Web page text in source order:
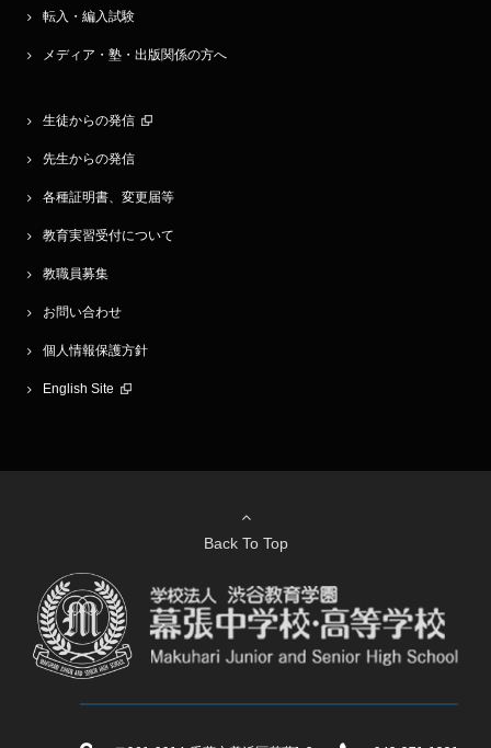
転入・編入試験
メディア・塾・出版関係の方へ
生徒からの発信
先生からの発信
各種証明書、変更届等
教育実習受付について
教職員募集
お問い合わせ
個人情報保護方針
English Site
Back To Top